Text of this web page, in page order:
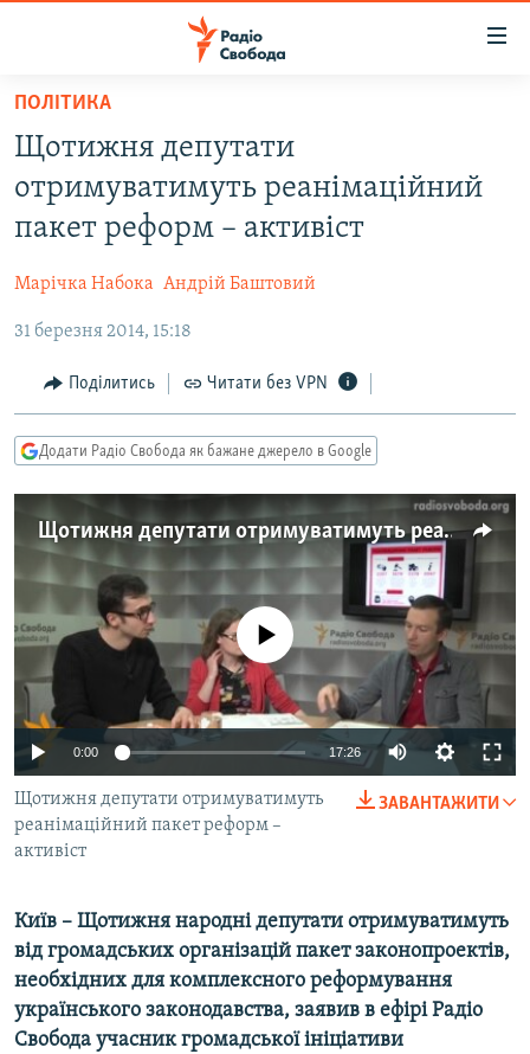
Перейти
основного
матеріалу
Перейти
до
основної
навігації
Перейти
пошуку
ВСЕ ЗА ДОБУ
СТАТТІ
ЕКОНОМІКА
СУСПІЛЬСТВО
КУЛЬТУРА
УКРАЇНА
СВІТ
РОСІЙСЬКА «ФІЛЬТРАЦІЯ»
ДОНБАС.РЕАЛІЇ
КРИМ.РЕАЛІЇ
СХЕМИ
КИТАЙ.ВИКЛИКИ
МУЛЬТИМЕДІА
ФОТО
СПЕЦПРОЄКТИ
ПОДКАСТИ
КРИМ РЕАЛІЇ
РУС
УКР
КТАТ
ДОЛУЧАЙСЯ!
ПОЛІТИКА
Щотижня депутати
отримуватимуть реанімаційний
пакет реформ – активіст
Марічка Набока Андрій Баштовий
31 березня 2014, 15:18
Поділитись Читати без VPN
Додати Радіо Свобода як бажане джерело в Google
Щотижня депутати отримуватимуть реанімаційний пакет реформ – активіст
No media source currently available
0:00 17:26
ЗАВАНТАЖИТИ
Щотижня депутати отримуватимуть
реанімаційний пакет реформ –
активіст
Київ – Щотижня народні депутати отримуватимуть
від громадських організацій пакет законопроектів,
необхідних для комплексного реформування
українського законодавства, заявив в ефірі Радіо
Свобода учасник громадської ініціативи